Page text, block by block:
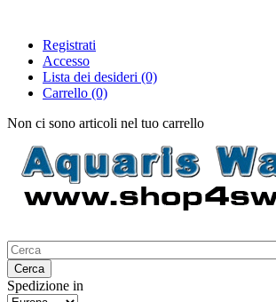
Registrati
Accesso
Lista dei desideri (0)
Carrello (0)
Non ci sono articoli nel tuo carrello
Spedizione in